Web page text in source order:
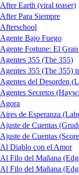
After Earth (viral teaser)
After Para Siempre
Afterschool
Agente Bajo Fuego
Agente Fortune: El
Agentes 355 (The 355)
Agentes 355 (The 355)
Agentes del Desorden
Agentes Secretos
Agora
Aires de Esperanza
Ajuste de Cuentas
Ajuste de Cuentas
Al Diablo con el Amor
Al Filo del Mañana
Al Filo del Mañana